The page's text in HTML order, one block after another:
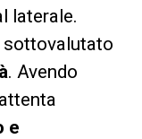
laterale.
sottovalutato
. Avendo
e